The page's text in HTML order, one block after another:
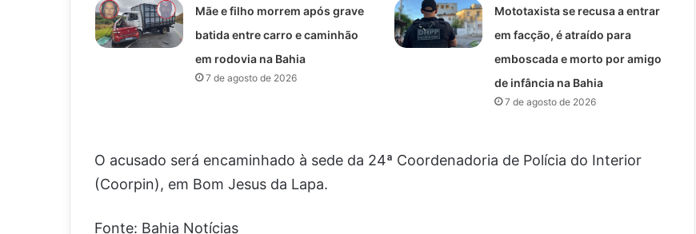
Mãe e filho morrem após grave
batida entre carro e caminhão
em rodovia na Bahia
7 de agosto de 2026
Mototaxista se recusa a entrar
em facção, é atraído para
emboscada e morto por amigo
de infância na Bahia
7 de agosto de 2026
O acusado será encaminhado à sede da 24ª Coordenadoria de Polícia do Interior
(Coorpin), em Bom Jesus da Lapa.
Fonte: Bahia Notícias